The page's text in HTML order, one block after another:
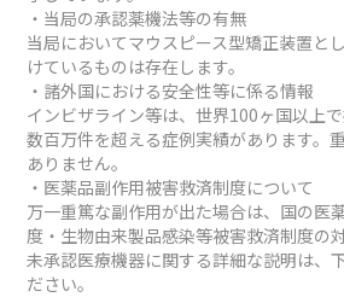
・当局の承認薬機法等の有無
当局においてマウスピース型矯正装置と
けているものは存在します。
・諸外国における安全性等に係る情報
インビザライン等は、世界100ヶ国以上
数百万件を超える症例実績があります。
ありません。
・医薬品副作用被害救済制度について
万一重篤な副作用が出た場合は、国の医
度・生物由来製品感染等被害救済制度の
未承認医療機器に関する詳細な説明は、
ださい。